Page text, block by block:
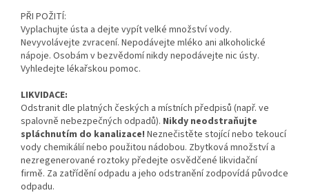
PŘI POŽITÍ:
Vyplachujte ústa a dejte vypít velké množství vody.
Nevyvolávejte zvracení. Nepodávejte mléko ani alkoholické
nápoje. Osobám v bezvědomí nikdy nepodávejte nic ústy.
Vyhledejte lékařskou pomoc.
LIKVIDACE:
Odstranit dle platných českých a místních předpisů (např. ve
spalovně nebezpečných odpadů). Nikdy neodstraňujte
spláchnutím do kanalizace! Neznečistěte stojící nebo tekoucí
vody chemikálií nebo použitou nádobou. Zbytková množství a
nezregenerované roztoky předejte osvědčené likvidační
firmě. Za zatřídění odpadu a jeho odstranění zodpovídá původce
odpadu.